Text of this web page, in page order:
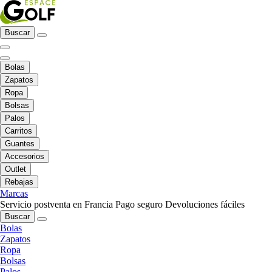
Buscar
Bolas
Zapatos
Ropa
Bolsas
Palos
Carritos
Guantes
Accesorios
Outlet
Rebajas
Marcas
Servicio postventa en Francia Pago seguro Devoluciones fáciles
Buscar
Bolas
Zapatos
Ropa
Bolsas